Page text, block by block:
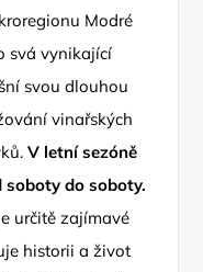
Modré
svá vynikající
svou dlouhou
vinařských
V letní sezóně
soboty do soboty.
určitě zajímavé
historii a život